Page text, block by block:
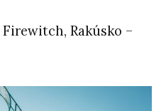
Firewitch, Rakúsko –